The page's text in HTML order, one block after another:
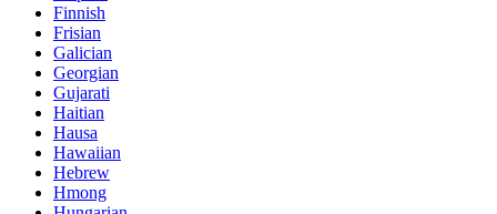
Finnish
Frisian
Galician
Georgian
Gujarati
Haitian
Hausa
Hawaiian
Hebrew
Hmong